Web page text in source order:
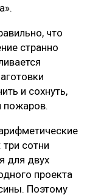
что
странно
и сохнуть,
пожаров.
сотни
для двух
проекта
Поэтому